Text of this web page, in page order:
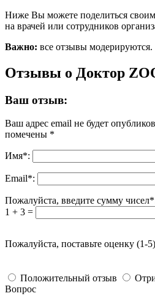
Ниже Вы можете поделиться
на врачей или сотрудников
Важно: все отзывы модерируются.
Отзывы о Доктор
Ваш отзыв:
Ваш адрес email не будет
помечены *
Имя*:
Email*:
Пожалуйста, введите сумму
1 + 3 =
Пожалуйста, поставьте оценку (1-
Положительный отзыв
Вопрос